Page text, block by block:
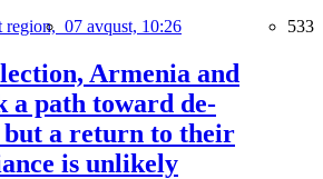
region, 07 avqust, 10:26 533
Armenia and
a path toward de-
but a return to their
is unlikely